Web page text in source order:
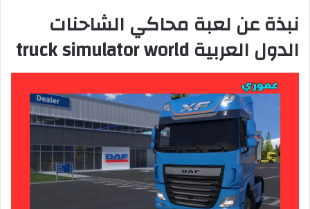
نبذة عن لعبة محاكي الشاحنات
الدول العربية truck simulator world